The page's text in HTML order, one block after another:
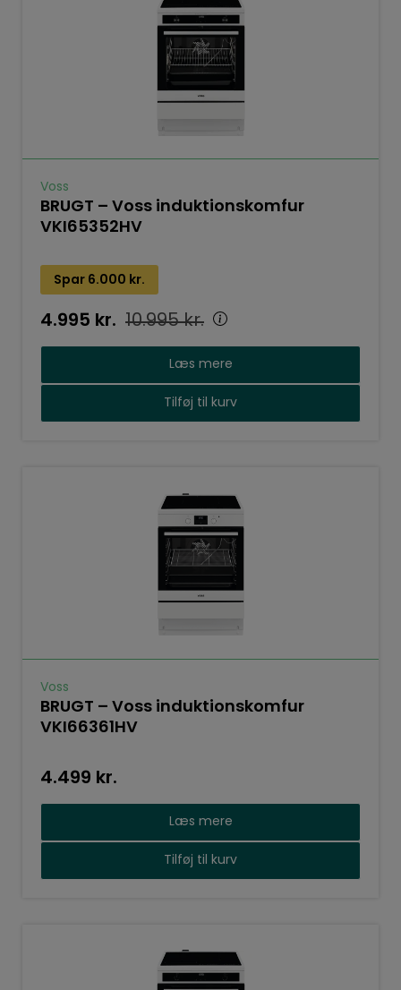
Voss
BRUGT – Voss induktionskomfur
VKI65352HV
Spar 6.000 kr.
10.995kr.
4.995 kr.
Læs mere
Tilføj til kurv
Voss
BRUGT – Voss induktionskomfur
VKI66361HV
4.499 kr.
Læs mere
Tilføj til kurv